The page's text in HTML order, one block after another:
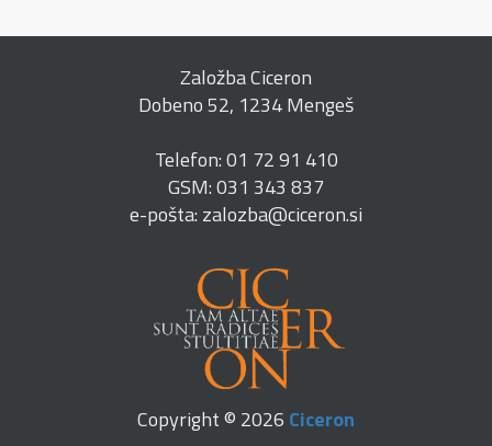
Založba Ciceron
Dobeno 52, 1234 Mengeš
Telefon: 01 72 91 410
GSM: 031 343 837
e-pošta: zalozba@ciceron.si
Copyright © 2026 Ciceron